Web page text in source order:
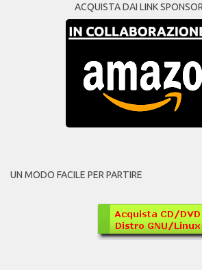
ACQUISTA DAI LINK
UN MODO FACILE PER PARTIRE